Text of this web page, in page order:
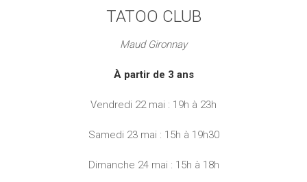
TATOO CLUB
Maud Gironnay
À partir de 3 ans
Vendredi 22 mai : 19h à 23h
Samedi 23 mai : 15h à 19h30
Dimanche 24 mai : 15h à 18h